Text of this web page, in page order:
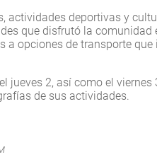
actividades deportivas y
que disfrutó la
a opciones de transporte
jueves 2, así como el
de sus actividades.